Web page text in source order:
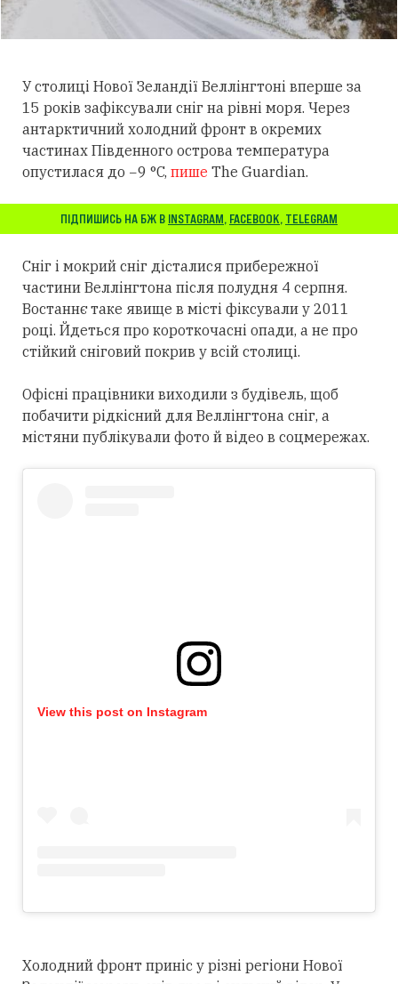
У столиці Нової Зеландії Веллінгтоні вперше за
15 років зафіксували сніг на рівні моря. Через
антарктичний холодний фронт в окремих
частинах Південного острова температура
опустилася до −9 °C, пише The Guardian.
ПІДПИШИСЬ НА БЖ В INSTAGRAM, FACEBOOK, TELEGRAM
Сніг і мокрий сніг дісталися прибережної
частини Веллінгтона після полудня 4 серпня.
Востаннє таке явище в місті фіксували у 2011
році. Йдеться про короткочасні опади, а не про
стійкий сніговий покрив у всій столиці.
Офісні працівники виходили з будівель, щоб
побачити рідкісний для Веллінгтона сніг, а
містяни публікували фото й відео в соцмережах.
View this post on Instagram
Холодний фронт приніс у різні регіони Нової